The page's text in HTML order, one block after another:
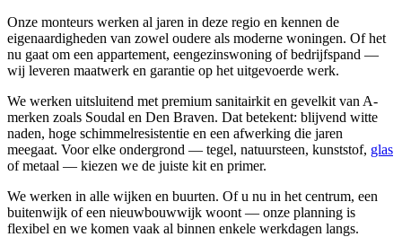
Onze monteurs werken al jaren in deze regio en kennen de
eigenaardigheden van zowel oudere als moderne woningen. Of het
nu gaat om een appartement, eengezinswoning of bedrijfspand —
wij leveren maatwerk en garantie op het uitgevoerde werk.
We werken uitsluitend met premium sanitairkit en gevelkit van A-
merken zoals Soudal en Den Braven. Dat betekent: blijvend witte
naden, hoge schimmelresistentie en een afwerking die jaren
meegaat. Voor elke ondergrond — tegel, natuursteen, kunststof, glas
of metaal — kiezen we de juiste kit en primer.
We werken in alle wijken en buurten. Of u nu in het centrum, een
buitenwijk of een nieuwbouwwijk woont — onze planning is
flexibel en we komen vaak al binnen enkele werkdagen langs.